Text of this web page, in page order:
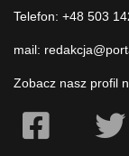
Telefon: +48 503
mail:
Zobacz nasz profil